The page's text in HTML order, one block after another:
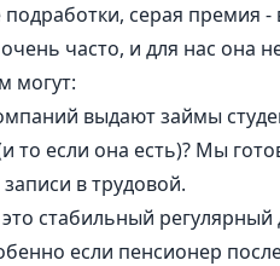
серая премия
часто, и для нас она
могут:
выдают займы
то если она есть)? Мы
в трудовой.
стабильный
если пенсионер